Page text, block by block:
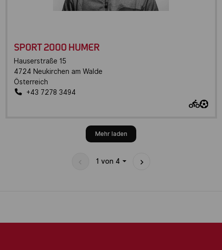
SPORT 2000 HUMER
Hauserstraße 15
4724 Neukirchen am Walde
Österreich
+43 7278 3494
Mehr laden
1 von 4